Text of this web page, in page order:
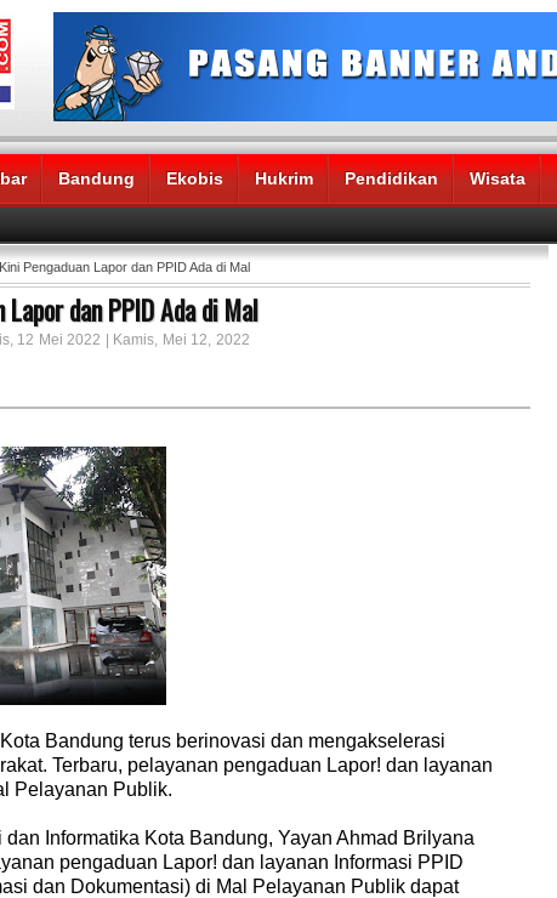
Bandung Ekobis Hukrim Pendidikan Wisata
Pengaduan Lapor dan PPID Ada di Mal
dan PPID Ada di Mal
12 Mei 2022 | Kamis, Mei 12, 2022
Bandung terus berinovasi dan mengakselerasi
Terbaru, pelayanan pengaduan Lapor! dan layanan
Pelayanan Publik.
Informatika Kota Bandung, Yayan Ahmad Brilyana
pengaduan Lapor! dan layanan Informasi PPID
dan Dokumentasi) di Mal Pelayanan Publik dapat